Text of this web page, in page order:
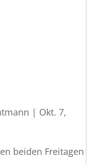
| Okt. 7,
beiden Freitagen